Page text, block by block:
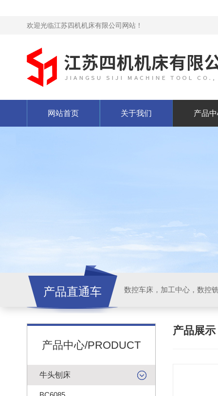
欢迎光临江苏四机机床有限公司网站！
网站首页 关于我们 产品
产品直通车
产品中心/PRODUCT
牛头刨床
产品展示